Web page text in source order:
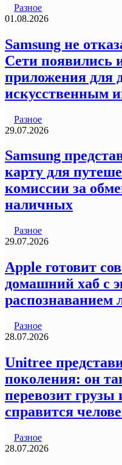
Разное
01.08.2026
Samsung не
Сети появились
приложения для
искусственным
Разное
29.07.2026
Samsung
карту для
комиссии за
наличных
Разное
29.07.2026
Apple готовит
домашний хаб с
распознаванием
Разное
28.07.2026
Unitree
поколения: он
перевозит грузы
справится
Разное
28.07.2026